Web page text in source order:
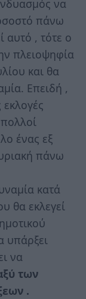
να
πάνω
, τότε ο
πλειοψηφία
και θα
Επειδή ,
ένας εξ
πάνω
κατά
θα εκλεγεί
υπάρξει
να
των
.